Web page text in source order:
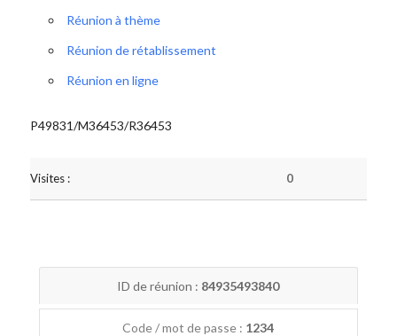
Réunion à thème
Réunion de rétablissement
Réunion en ligne
P49831/M36453/R36453
Visites : 0
ID de réunion : 84935493840
Code / mot de passe : 1234